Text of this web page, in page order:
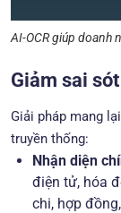
AI-OCR giúp doanh
Giảm sai
Giải pháp mang
truyền thống:
Nhận diện
điện tử, hóa
chi, hợp